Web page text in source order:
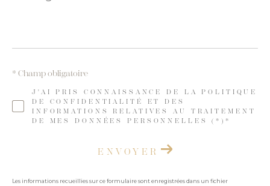
J'AI PRIS CONNAISSANCE DE LA POLITIQUE
DE CONFIDENTIALITÉ ET DES
INFORMATIONS RELATIVES AU TRAITEMENT
DE MES DONNÉES PERSONNELLES (*)*
* Champ obligatoire
ENVOYER
Les informations recueillies sur ce formulaire sont enregistrées dans un fichier